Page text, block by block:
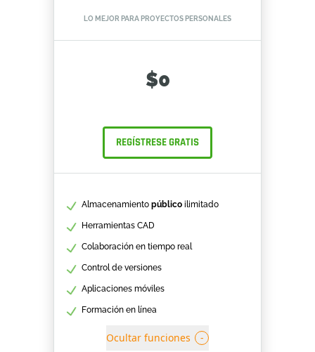
LO MEJOR PARA PROYECTOS PERSONALES
$0
REGÍSTRESE GRATIS
Almacenamiento público ilimitado
Herramientas CAD
Colaboración en tiempo real
Control de versiones
Aplicaciones móviles
Formación en línea
Ocultar funciones -